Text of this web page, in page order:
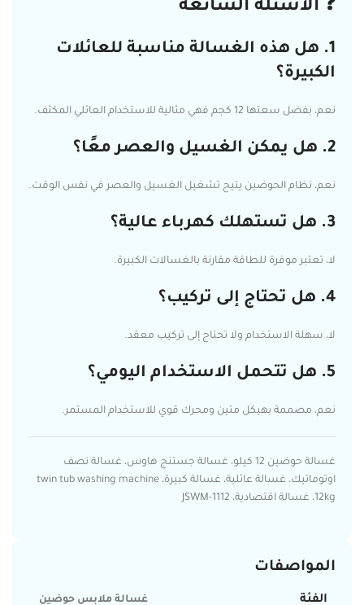
❓ الأسئلة الشائعة
1. هل هذه الغسالة مناسبة للعائلات
الكبيرة؟
نعم، بفضل سعتها 12 كجم فهي مثالية للاستخدام العائلي المكثف.
2. هل يمكن الغسيل والعصر معًا؟
نعم، نظام الحوضين يتيح تشغيل الغسيل والعصر في نفس الوقت.
3. هل تستهلك كهرباء عالية؟
لا، تعتبر موفرة للطاقة مقارنة بالغسالات الكبيرة.
4. هل تحتاج إلى تركيب؟
لا، سهلة الاستخدام ولا تحتاج إلى تركيب معقد.
5. هل تتحمل الاستخدام اليومي؟
نعم، مصممة بهيكل متين ومحرك قوي للاستخدام المستمر.
غسالة حوضين 12 كيلو، غسالة جستنج هاوس، غسالة نصف
اوتوماتيك، غسالة عائلية، غسالة كبيرة، twin tub washing machine
12kg، غسالة اقتصادية، JSWM-1112
المواصفات
الفئة غسالة ملابس حوضين